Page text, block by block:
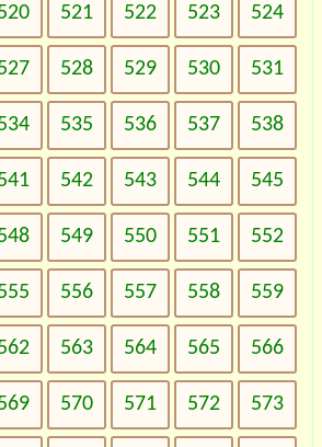
521 522 523 524
528 529 530 531
535 536 537 538
542 543 544 545
549 550 551 552
556 557 558 559
563 564 565 566
570 571 572 573